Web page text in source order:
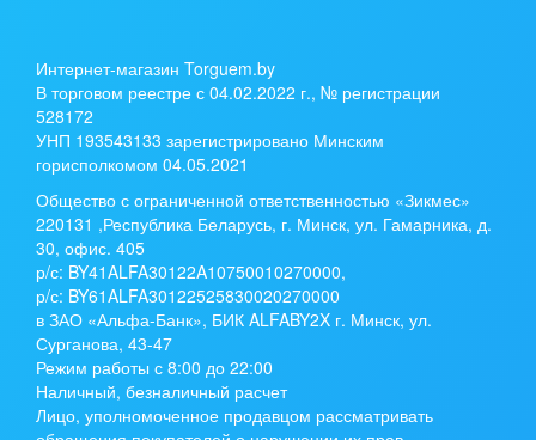
Интернет-магазин Torguem.by
В торговом реестре с 04.02.2022 г., № регистрации
528172
УНП 193543133 зарегистрировано Минским
горисполкомом 04.05.2021
Общество с ограниченной ответственностью «Зикмес»
220131 ,Республика Беларусь, г. Минск, ул. Гамарника, д.
30, офис. 405
р/с: BY41ALFA30122A10750010270000,
р/с: BY61ALFA30122525830020270000
в ЗАО «Альфа-Банк», БИК ALFABY2X г. Минск, ул.
Сурганова, 43-47
Режим работы с 8:00 до 22:00
Наличный, безналичный расчет
Лицо, уполномоченное продавцом рассматривать